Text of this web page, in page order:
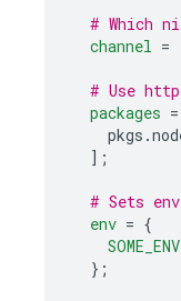
# Which
channel =
# Use
packages =
    pkgs
.
];
# Sets
env = {
};